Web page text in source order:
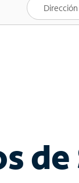
One
ofertas
Planes